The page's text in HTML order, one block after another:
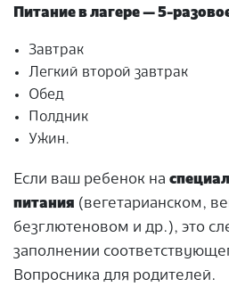
Питание в лагере — 5-
Завтрак
Легкий второй завтрак
Обед
Полдник
Ужин.
Если ваш ребенок на
питания (вегетарианском,
безглютеновом и др.), это
заполнении
Вопросника для родителей.